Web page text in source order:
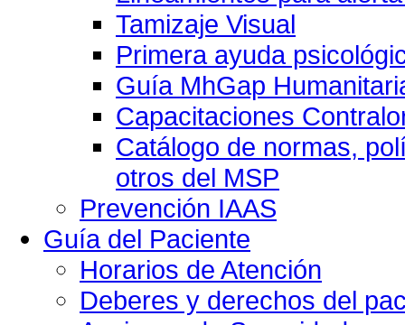
Tamizaje Visual
Primera ayuda
Guía MhGap
Capacitaciones
Catálogo de normas,
otros del MSP
Prevención IAAS
Guía del Paciente
Horarios de Atención
Deberes y derechos del